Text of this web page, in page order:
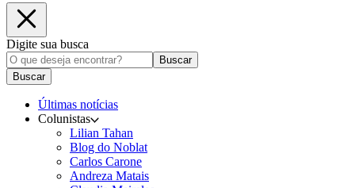
Digite sua busca
Buscar
Buscar
Últimas notícias
Colunistas
Lilian Tahan
Blog do Noblat
Carlos Carone
Andreza Matais